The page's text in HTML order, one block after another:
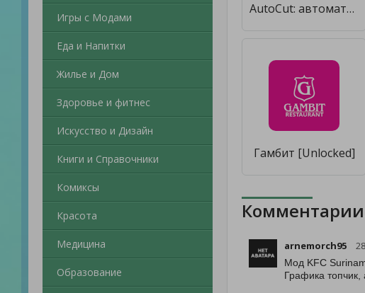
Игры с Модами
Еда и Напитки
Жилье и Дом
Здоровье и фитнес
Искусство и Дизайн
Книги и Справочники
Комиксы
Красота
Медицина
Образование
AutoCut: автоматическая обрезка вставки фото [Unlocked]
Гамбит [Unlocked]
arnemorch95
Мод KFC
Графика